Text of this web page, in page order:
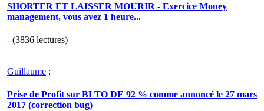
SHORTER ET LAISSER MOURIR - Exercice Money
management, vous avez 1 heure...
- (3836 lectures)
Guillaume :
Prise de Profit sur BLTO DE 92 % comme annoncé le 27 mars
2017 (correction bug)